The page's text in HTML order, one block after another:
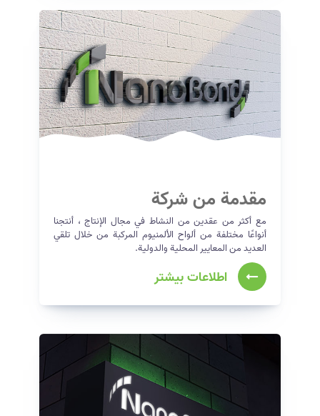
مقدمة من شركة
مع أكثر من عقدين من النشاط في مجال الإنتاج ، أنتجنا
أنواعًا مختلفة من ألواح الألمنيوم المركبة من خلال تلقي
العديد من المعايير المحلية والدولية.
اطلاعات بیشتر